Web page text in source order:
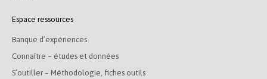
Espace ressources
Banque d’expériences
Connaître – études et données
S’outiller – Méthodologie, fiches outils